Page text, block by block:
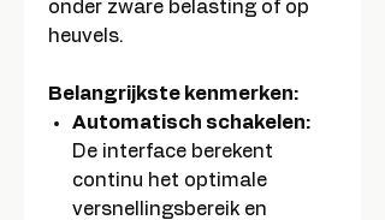
onder zware belasting of op
heuvels.
Belangrijkste kenmerken:
Automatisch schakelen:
De interface berekent
continu het optimale
versnellingsbereik en